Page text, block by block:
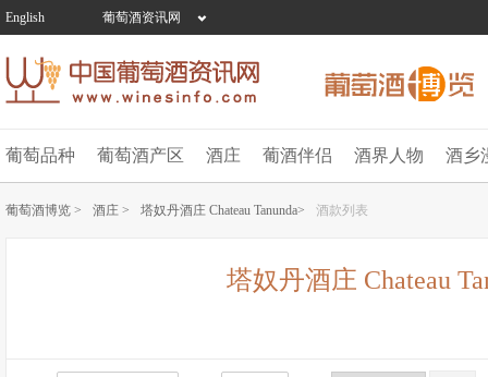
English 葡萄酒资讯网
葡萄品种 葡萄酒产区 酒庄 葡酒伴侣 酒界人物 酒乡
葡萄酒博览 > 酒庄 > 塔奴丹酒庄 Chateau Tanunda> 酒款列表
塔奴丹酒庄 Chateau